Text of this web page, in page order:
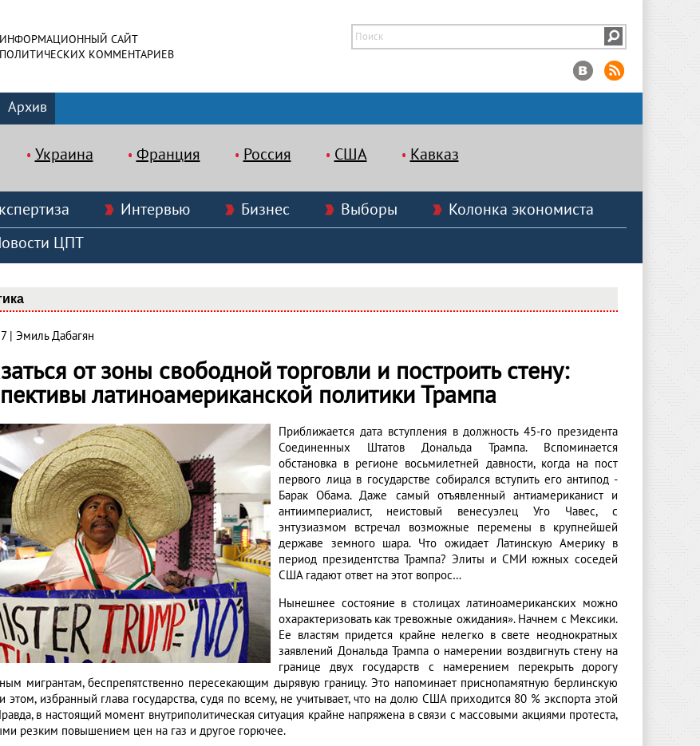
ИНФОРМАЦИОННЫЙ САЙТ
ПОЛИТИЧЕСКИХ КОММЕНТАРИЕВ
Архив
Украина Франция Россия США Кавказ
Интервью Бизнес Выборы
Колонка экономиста
ЦПТ
| Эмиль Дабагян
от зоны свободной торговли и построить стену:
латиноамериканской политики Трампа
Приближается дата вступления в должность 45-го президента
Соединенных Штатов Дональда Трампа. Вспоминается
обстановка в регионе восьмилетней давности, когда на пост
первого лица в государстве собирался вступить его антипод -
Барак Обама. Даже самый отъявленный антиамериканист и
антиимпериалист, неистовый венесуэлец Уго Чавес, с
энтузиазмом встречал возможные перемены в крупнейшей
державе земного шара. Что ожидает Латинскую Америку в
период президентства Трампа? Элиты и СМИ южных соседей
США гадают ответ на этот вопрос…
Нынешнее состояние в столицах латиноамериканских можно
охарактеризовать как тревожные ожидания». Начнем с Мексики.
Ее властям придется крайне нелегко в свете неоднократных
заявлений Дональда Трампа о намерении воздвигнуть стену на
границе двух государств с намерением перекрыть дорогу
мигрантам, беспрепятственно пересекающим дырявую границу. Это напоминает приснопамятную берлинскую
этом, избранный глава государства, судя по всему, не учитывает, что на долю США приходится 80 % экспорта этой
в настоящий момент внутриполитическая ситуация крайне напряжена в связи с массовыми акциями протеста,
резким повышением цен на газ и другое горючее.